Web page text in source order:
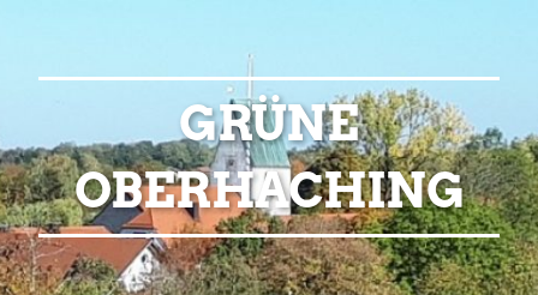
GRÜNE
OBERHACHING